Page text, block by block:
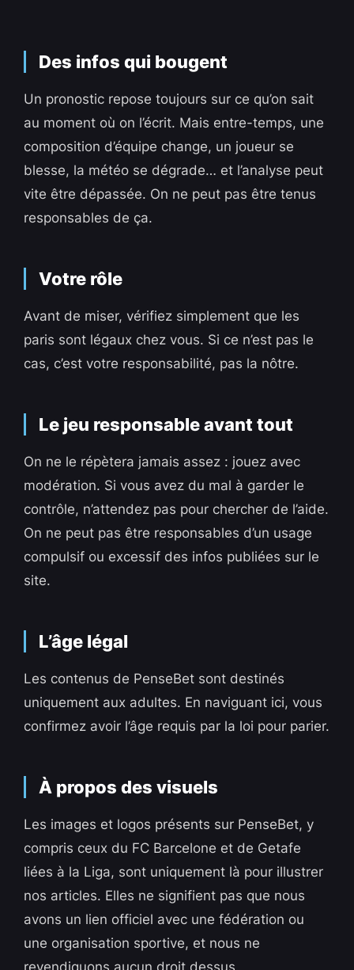
Des infos qui bougent
Un pronostic repose toujours sur ce qu’on sait
au moment où on l’écrit. Mais entre-temps, une
composition d’équipe change, un joueur se
blesse, la météo se dégrade… et l’analyse peut
vite être dépassée. On ne peut pas être tenus
responsables de ça.
Votre rôle
Avant de miser, vérifiez simplement que les
paris sont légaux chez vous. Si ce n’est pas le
cas, c’est votre responsabilité, pas la nôtre.
Le jeu responsable avant tout
On ne le répètera jamais assez : jouez avec
modération. Si vous avez du mal à garder le
contrôle, n’attendez pas pour chercher de l’aide.
On ne peut pas être responsables d’un usage
compulsif ou excessif des infos publiées sur le
site.
L’âge légal
Les contenus de PenseBet sont destinés
uniquement aux adultes. En naviguant ici, vous
confirmez avoir l’âge requis par la loi pour parier.
À propos des visuels
Les images et logos présents sur PenseBet, y
compris ceux du FC Barcelone et de Getafe
liées à la Liga, sont uniquement là pour illustrer
nos articles. Elles ne signifient pas que nous
avons un lien officiel avec une fédération ou
une organisation sportive, et nous ne
revendiquons aucun droit dessus.